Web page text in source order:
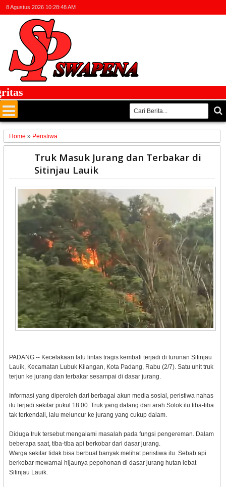
8 Agustus 2026 10:28:48 AM
Home » Peristiwa
Truk Masuk Jurang dan Terbakar di
Sitinjau Lauik
PADANG -- Kecelakaan lalu lintas tragis kembali terjadi di turunan Sitinjau
Lauik, Kecamatan Lubuk Kilangan, Kota Padang, Rabu (2/7). Satu unit truk
terjun ke jurang dan terbakar sesampai di dasar jurang.
Informasi yang diperoleh dari berbagai akun media sosial, peristiwa nahas
itu terjadi sekitar pukul 18.00. Truk yang datang dari arah Solok itu tiba-tiba
tak terkendali, lalu meluncur ke jurang yang cukup dalam.
Diduga truk tersebut mengalami masalah pada fungsi pengereman. Dalam
beberapa saat, tiba-tiba api berkobar dari dasar jurang.
Warga sekitar tidak bisa berbuat banyak melihat peristiwa itu. Sebab api
berkobar mewarnai hijaunya pepohonan di dasar jurang hutan lebat
Sitinjau Lauik.